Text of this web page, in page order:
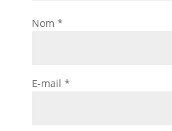
Nom *
E-mail *